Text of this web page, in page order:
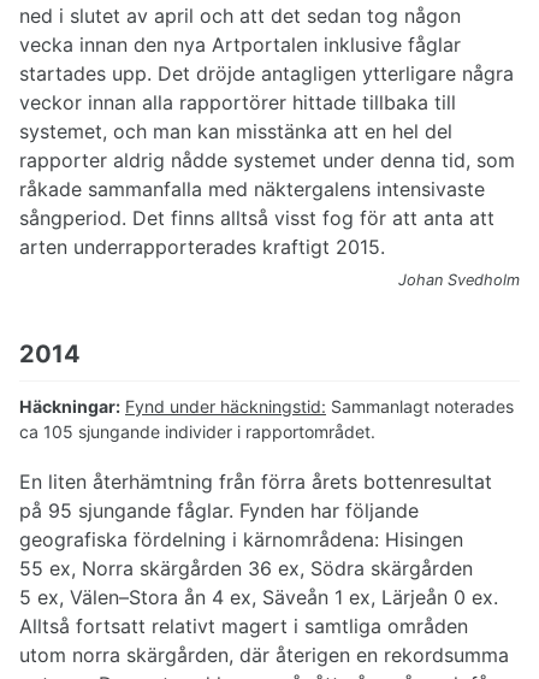
ned i slutet av april och att det sedan tog någon
vecka innan den nya Artportalen inklusive fåglar
startades upp. Det dröjde antagligen ytterligare några
veckor innan alla rapportörer hittade tillbaka till
systemet, och man kan misstänka att en hel del
rapporter aldrig nådde systemet under denna tid, som
råkade sammanfalla med näktergalens intensivaste
sångperiod. Det finns alltså visst fog för att anta att
arten underrapporterades kraftigt 2015.
Johan Svedholm
2014
Häckningar: Fynd under häckningstid: Sammanlagt noterades
ca 105 sjungande individer i rapportområdet.
En liten återhämtning från förra årets bottenresultat
på 95 sjungande fåglar. Fynden har följande
geografiska fördelning i kärnområdena: Hisingen
55 ex, Norra skärgården 36 ex, Södra skärgården
5 ex, Välen–Stora ån 4 ex, Säveån 1 ex, Lärjeån 0 ex.
Alltså fortsatt relativt magert i samtliga områden
utom norra skärgården, där återigen en rekordsumma